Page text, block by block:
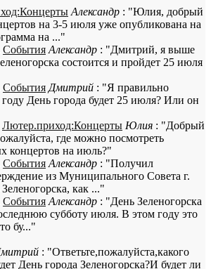
Александр : "Юлия, добрый
на 3-5 июля уже опубликована на
на ..."
События Александр : "Дмитрий, я выше
состоится и пройдет 25 июля
События Дмитрий : "Я правильно
День города будет 25 июля? Или он
Лютер.приход:Концерты Юлия : "Добрый
где можно посмотреть
концертов на июль?"
События Александр : "Получил
из Муниципального Совета г.
как ..."
События Александр : "День Зеленогорска
субботу июля. В этом году это
бу..."
: "Ответьте,пожалуйста,какого
День города Зеленогорска?И будет ли